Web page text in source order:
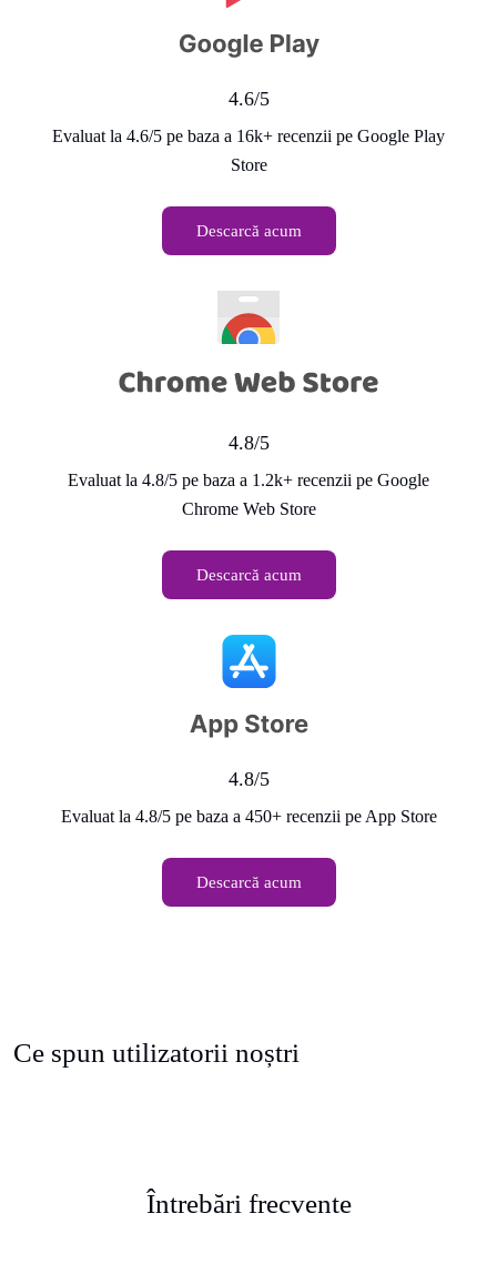
4.6/5
Evaluat la 4.6/5 pe baza a 16k+ recenzii pe Google Play
Store
Descarcă acum
4.8/5
Evaluat la 4.8/5 pe baza a 1.2k+ recenzii pe Google
Chrome Web Store
Descarcă acum
4.8/5
Evaluat la 4.8/5 pe baza a 450+ recenzii pe App Store
Descarcă acum
Ce spun utilizatorii noștri
Întrebări frecvente